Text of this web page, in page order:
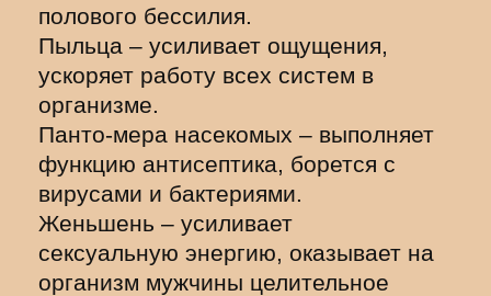
полового бессилия.
Пыльца – усиливает ощущения,
ускоряет работу всех систем в
организме.
Панто-мера насекомых – выполняет
функцию антисептика, борется с
вирусами и бактериями.
Женьшень – усиливает
сексуальную энергию, оказывает на
организм мужчины целительное